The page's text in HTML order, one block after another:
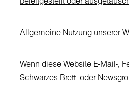
bereitgestellt oder
Allgemeine Nutzung unserer
Wenn diese Website E-Mail-,
Schwarzes Brett- oder